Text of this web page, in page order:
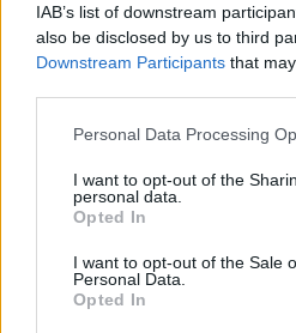
IAB’s list of downstream
also be disclosed by us to third
Downstream Participants that
Please note that this website/app
not limited to your visit or usage
grant or deny consent to Google
use your data for below specified
consent section.
Personal Data Processing
I want to opt-out of the
personal data.
Opted In
I want to opt-out of the Sale
Personal Data.
Opted In